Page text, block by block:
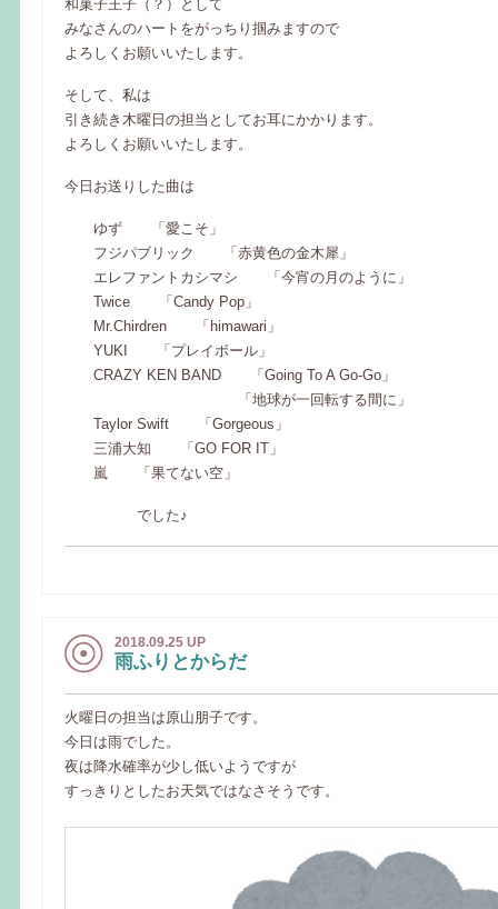
和菓子王子（？）として
みなさんのハートをがっちり掴みますので
よろしくお願いいたします。
そして、私は
引き続き木曜日の担当としてお耳にかかります。
よろしくお願いいたします。
今日お送りした曲は
ゆず 「愛こそ」
フジパブリック 「赤黄色の金木犀」
エレファントカシマシ 「今宵の月のように」
Twice 「Candy Pop」
Mr.Chirdren 「himawari」
YUKI 「プレイボール」
CRAZY KEN BAND 「Going To A Go-Go」
「地球が一回転する間に」
Taylor Swift 「Gorgeous」
三浦大知 「GO FOR IT」
嵐 「果てない空」
でした♪
2018.09.25 UP
雨ふりとからだ
火曜日の担当は原山朋子です。
今日は雨でした。
夜は降水確率が少し低いようですが
すっきりとしたお天気ではなさそうです。